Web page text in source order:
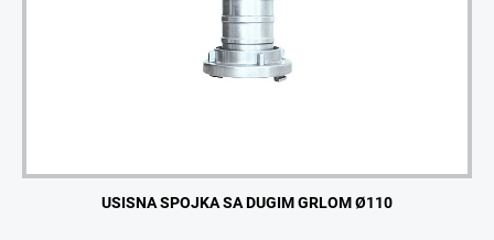
USISNA SPOJKA SA DUGIM GRLOM Ø110